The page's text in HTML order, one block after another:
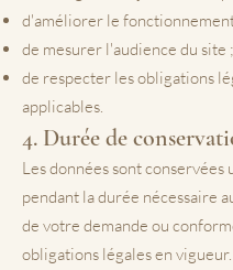
d'améliorer le
de mesurer l'audience du site ;
de respecter les obligations
applicables.
4. Durée de
Les données sont conservées
pendant la durée nécessaire
de votre demande ou
obligations légales en vigueur.